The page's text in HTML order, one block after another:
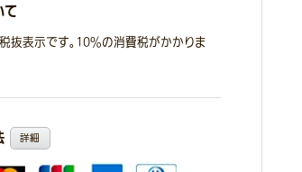
て
抜表示です。10％の消費税がかかりま
詳細